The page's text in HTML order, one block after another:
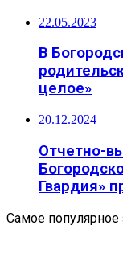
22.05.2023
В
целое»
20.12.2024
Отчетно-
Гвардия»
Самое